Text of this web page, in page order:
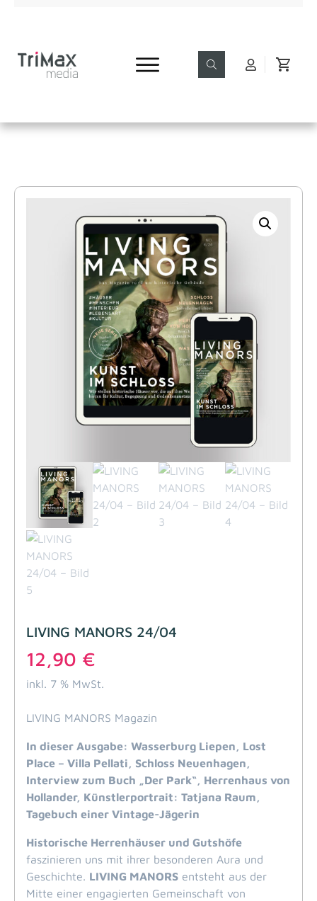
LIVING MANORS 24/04
12,90 €
inkl. 7 % MwSt.
LIVING MANORS Magazin
In dieser Ausgabe: Wasserburg Liepen, Lost
Place – Villa Pellati, Schloss Neuenhagen,
Interview zum Buch „Der Park“, Herrenhaus von
Hollander, Künstlerportrait: Tatjana Raum,
Tagebuch einer Vintage-Jägerin
Historische Herrenhäuser und Gutshöfe
faszinieren uns mit ihrer besonderen Aura und
Geschichte. LIVING MANORS entsteht aus der
Mitte einer engagierten Gemeinschaft von